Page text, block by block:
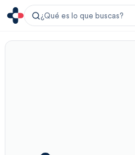
¿Qué es lo que buscas?